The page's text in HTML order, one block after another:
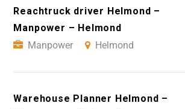
Reachtruck driver Helmond –
Manpower – Helmond
Manpower
Helmond
Warehouse Planner Helmond –